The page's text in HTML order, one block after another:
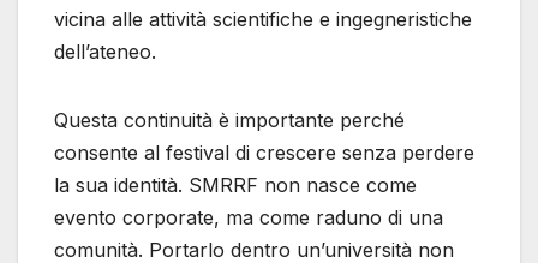
vicina alle attività scientifiche e ingegneristiche
dell’ateneo.
Questa continuità è importante perché
consente al festival di crescere senza perdere
la sua identità. SMRRF non nasce come
evento corporate, ma come raduno di una
comunità. Portarlo dentro un’università non